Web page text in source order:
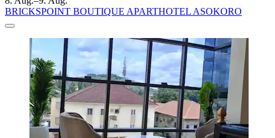
BRICKSPOINT BOUTIQUE APARTHOTEL ASOKORO